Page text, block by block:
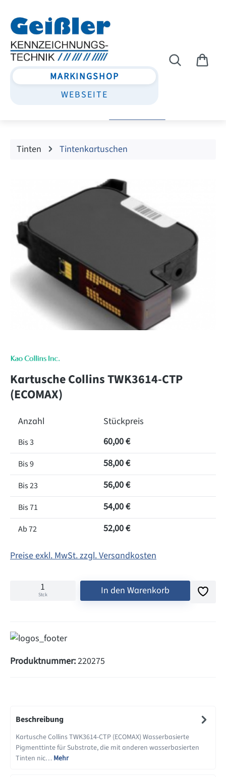
MARKINGSHOP
WEBSEITE
Tinten Tintenkartuschen
Bildergalerie überspringen
Kartusche Collins TWK3614-CTP
(ECOMAX)
Anzahl Stückpreis
Bis3 60,00 €
Bis9 58,00 €
Bis23 56,00 €
Bis71 54,00 €
Ab72 52,00 €
Preise exkl. MwSt. zzgl. Versandkosten
Stck In den Warenkorb
Produktnummer:220275
Beschreibung
Kartusche Collins TWK3614-CTP (ECOMAX) Wasserbasierte
Pigmenttinte für Substrate, die mit anderen wasserbasierten
Tinten nic… Mehr